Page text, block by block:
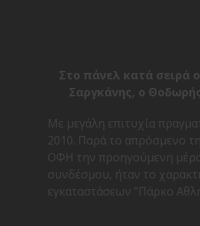
Στο πάνελ κατά σειρά
Σαργκάνης, ο
Με μεγάλη επιτυχία
2010. Παρά το απρόσμενο
ΟΦΗ την προηγούμενη
συνδέσμου, ήταν το
εγκαταστάσεων ”Πάρκο